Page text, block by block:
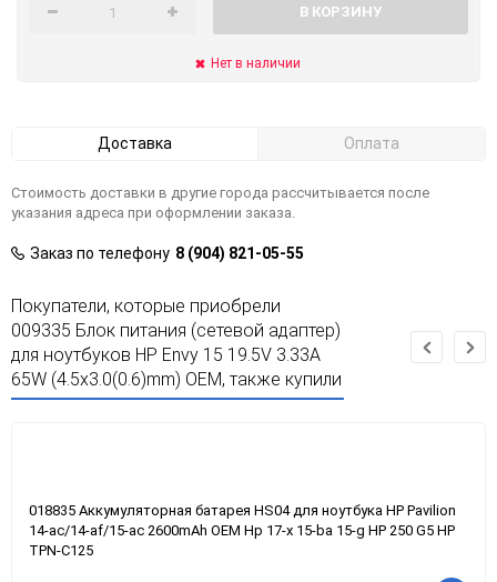
В КОРЗИНУ
Нет в наличии
Доставка Оплата
Стоимость доставки в другие города рассчитывается после
указания адреса при оформлении заказа.
Заказ по телефону 8 (904) 821-05-55
Покупатели, которые приобрели
009335 Блок питания (сетевой адаптер)
для ноутбуков HP Envy 15 19.5V 3.33A
65W (4.5х3.0(0.6)mm) OEM, также купили
018835 Аккумуляторная батарея HS04 для ноутбука HP Pavilion
14-ac/14-af/15-ac 2600mAh OEM Hp 17-x 15-ba 15-g HP 250 G5 HP
TPN-C125